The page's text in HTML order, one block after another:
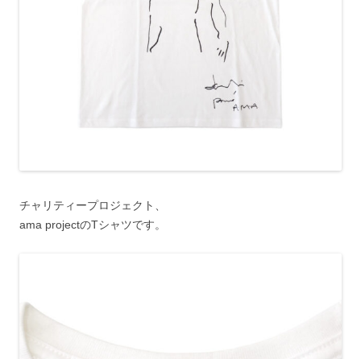
チャリティープロジェクト、
ama projectのTシャツです。